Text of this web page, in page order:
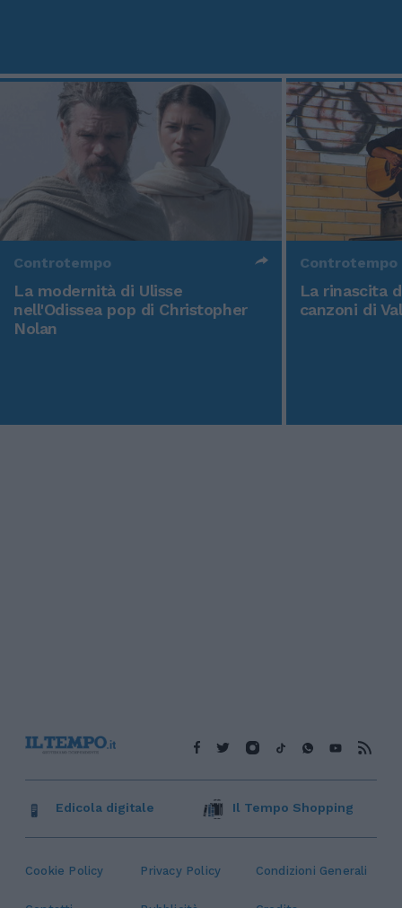
Controtempo
La modernità di Ulisse
nell'Odissea pop di Christopher
Nolan
Controtempo
La rinascita
canzoni di
Cookie Policy Privacy Policy Condizioni Generali
Edicola digitale Il Tempo Shopping